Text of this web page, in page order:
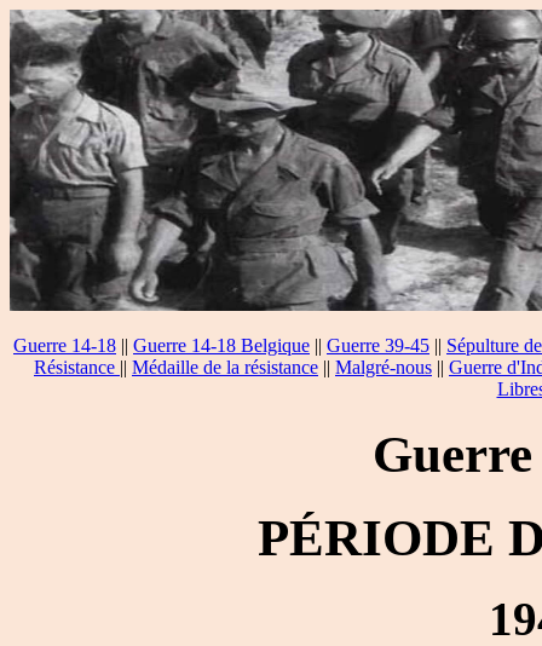
Guerre 14-18 || Guerre 14-18 Belgique || Guerre 39-45 || Sépulture
Résistance || Médaille de la résistance || Malgré-nous || Guerre
PÉRIODE